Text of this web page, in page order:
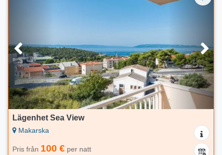
Lägenhet Sea View
Makarska
Pris från 100 € per natt